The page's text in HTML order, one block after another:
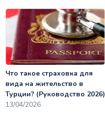
Что такое страховка для
вида на жительство в
Турции? (Руководство 2026)
13/04/2026